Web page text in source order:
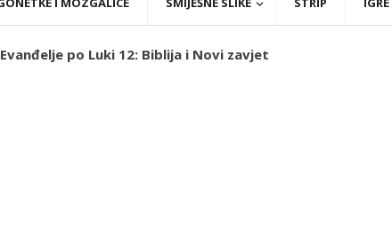
Evanđelje po Luki 12: Biblija i Novi zavjet